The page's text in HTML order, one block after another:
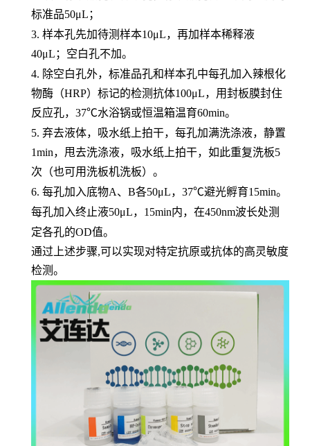
标准品50μL；
3. 样本孔先加待测样本10μL，再加样本稀释液
40μL；空白孔不加。
4. 除空白孔外，标准品孔和样本孔中每孔加入辣根化
物酶（HRP）标记的检测抗体100μL，用封板膜封住
反应孔，37℃水浴锅或恒温箱温育60min。
5. 弃去液体，吸水纸上拍干，每孔加满洗涤液，静置
1min，甩去洗涤液，吸水纸上拍干，如此重复洗板5
次（也可用洗板机洗板）。
6. 每孔加入底物A、B各50μL，37℃避光孵育15min。
每孔加入终止液50μL，15min内，在450nm波长处测
定各孔的OD值。
通过上述步骤,可以实现对特定抗原或抗体的高灵敏度
检测。